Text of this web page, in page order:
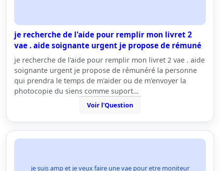
je recherche de l'aide pour remplir mon livret 2
vae . aide soignante urgent je propose de rémuné
je recherche de l'aide pour remplir mon livret 2 vae . aide
soignante urgent je propose de rémunéré la personne
qui prendra le temps de m'aider ou de m'envoyer la
photocopie du siens comme suport…
Voir l'Question
je suis amp et je veux faire une vae pour etre moniteur